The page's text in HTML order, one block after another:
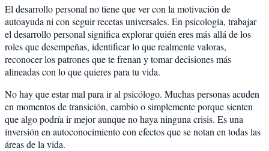
El desarrollo personal no tiene que ver con la motivación de
autoayuda ni con seguir recetas universales. En psicología, trabajar
el desarrollo personal significa explorar quién eres más allá de los
roles que desempeñas, identificar lo que realmente valoras,
reconocer los patrones que te frenan y tomar decisiones más
alineadas con lo que quieres para tu vida.
No hay que estar mal para ir al psicólogo. Muchas personas acuden
en momentos de transición, cambio o simplemente porque sienten
que algo podría ir mejor aunque no haya ninguna crisis. Es una
inversión en autoconocimiento con efectos que se notan en todas las
áreas de la vida.